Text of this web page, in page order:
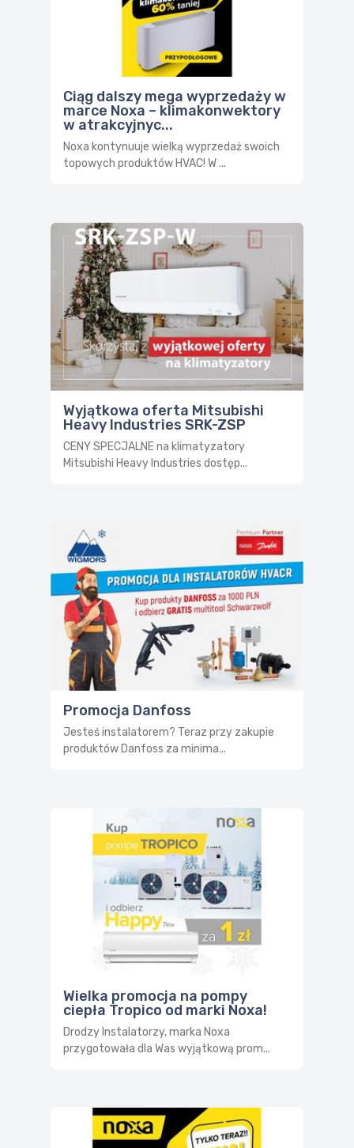
Ciąg dalszy mega wyprzedaży w
marce Noxa – klimakonwektory
w atrakcyjnyc...
Noxa kontynuuje wielką wyprzedaż swoich
topowych produktów HVAC! W ...
Wyjątkowa oferta Mitsubishi
Heavy Industries SRK-ZSP
CENY SPECJALNE na klimatyzatory
Mitsubishi Heavy Industries dostęp...
Promocja Danfoss
Jesteś instalatorem? Teraz przy zakupie
produktów Danfoss za minima...
Wielka promocja na pompy
ciepła Tropico od marki Noxa!
Drodzy Instalatorzy, marka Noxa
przygotowała dla Was wyjątkową prom...